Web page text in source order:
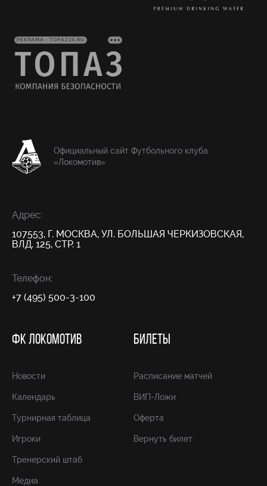
РЕКЛАМА • TOPAZ24.RU
Официальный сайт Футбольного клуба
«Локомотив»
Адрес:
107553, Г. МОСКВА, УЛ. БОЛЬШАЯ ЧЕРКИЗОВСКАЯ,
ВЛД. 125, СТР. 1
Телефон:
+7 (495) 500-3-100
ФК ЛОКОМОТИВ
Новости
Календарь
Турнирная таблица
Игроки
Тренерский штаб
Медиа
БИЛЕТЫ
Расписание матчей
ВИП-Ложи
Оферта
Вернуть билет